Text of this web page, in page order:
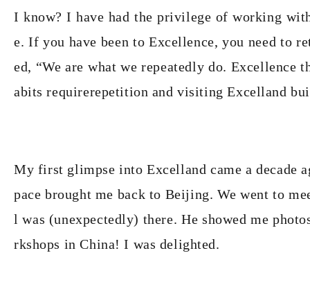
I know? I have had the privilege of working
e. If you have been to Excellence, you need to
ed, “We are what we repeatedly do. Excellence
abits requirerepetition and visiting Excelland
My first glimpse into Excelland came a decade
pace brought me back to Beijing. We went to
l was (unexpectedly) there. He showed me
rkshops in China! I was delighted.